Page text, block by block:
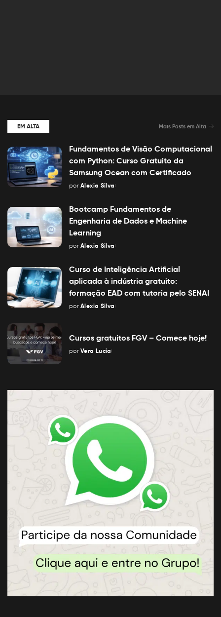
EM ALTA Mais Posts em Alta
Fundamentos de Visão Computacional
com Python: Curso Gratuito da
Samsung Ocean com Certificado
Posted
por Alexia Silva
Bootcamp Fundamentos de
Engenharia de Dados e Machine
Learning
Posted
por Alexia Silva
Curso de Inteligência Artificial
aplicada à indústria gratuito:
formação EAD com tutoria pelo SENAI
Posted
por Alexia Silva
Cursos gratuitos FGV – Comece hoje!
Posted
por Vera Lucia